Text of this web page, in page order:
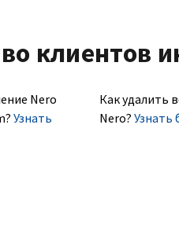
клиентов
Nero
Узнать
Как удалить
Nero? Узнать